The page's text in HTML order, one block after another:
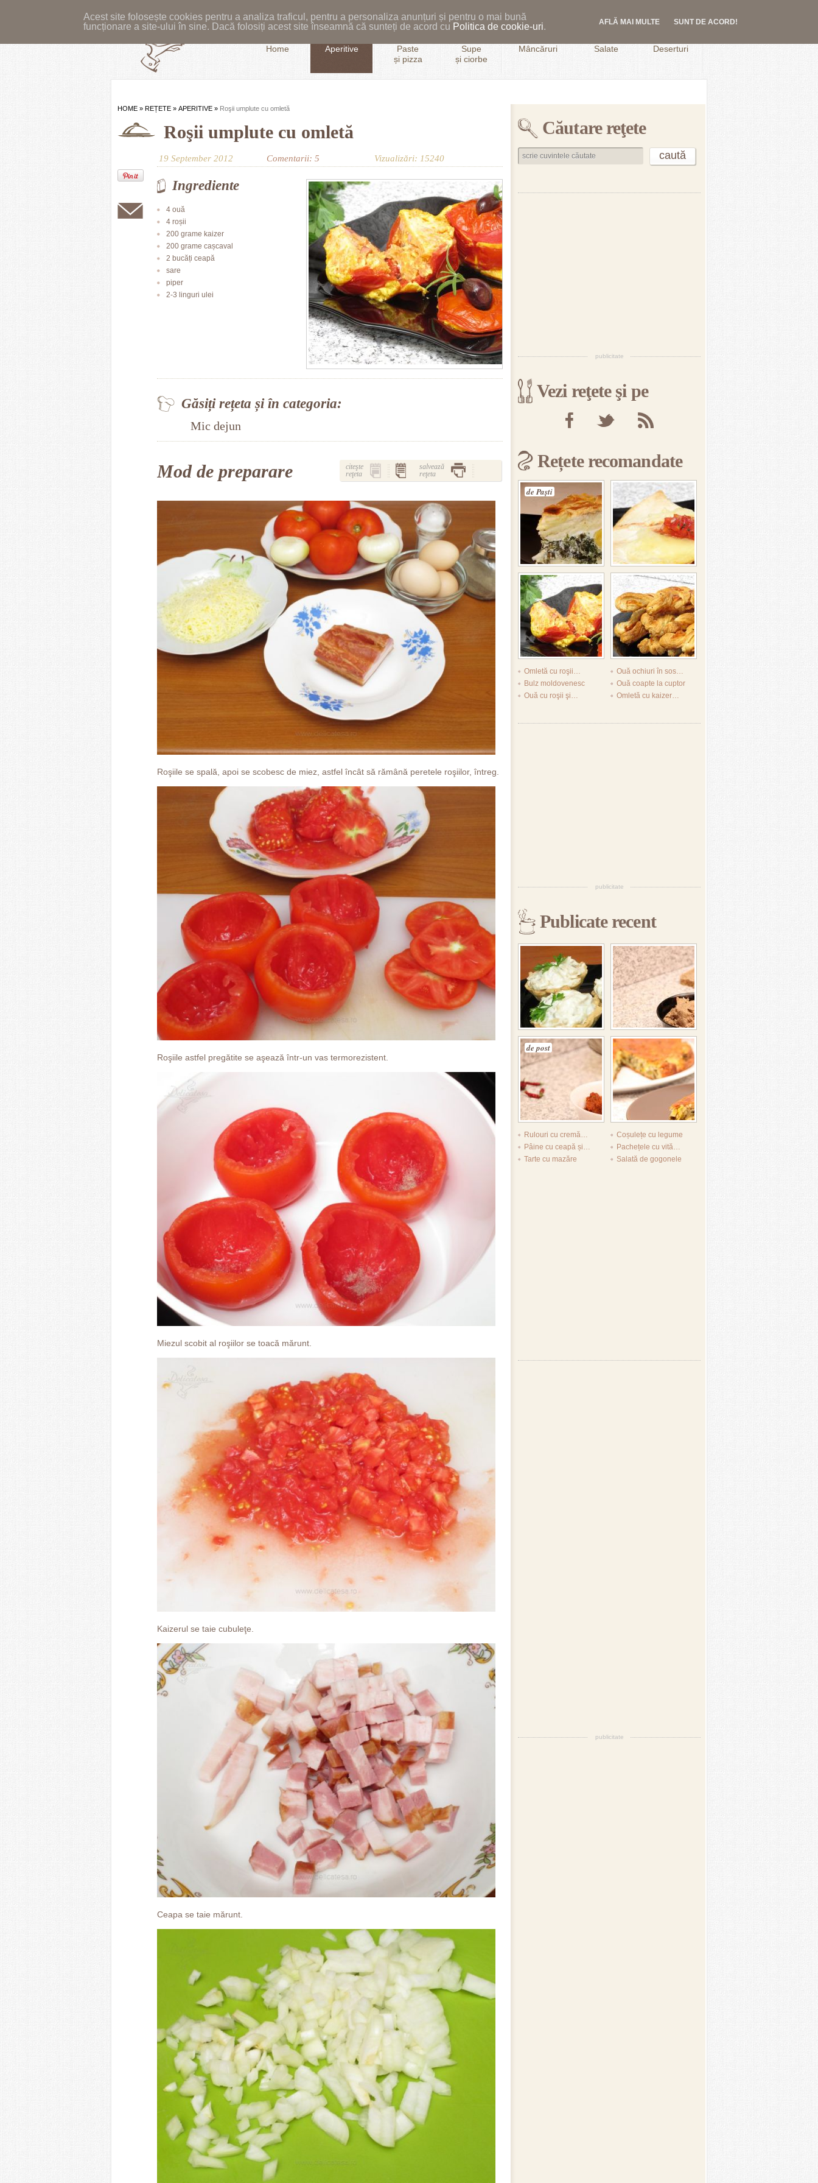
Acest site folosește cookies pentru a analiza traficul, pentru a personaliza anunțuri și pentru o mai bună
funcționare a site-ului în sine. Dacă folosiți acest site înseamnă că sunteți de acord cu Politica de cookie-uri. AFLĂ MAI MULTE SUNT DE ACORD!
Home Aperitive
Paste
și pizza
Supe
și ciorbe
Mâncăruri Salate Deserturi
HOME » REȚETE » APERITIVE » Roşii umplute cu omletă
Roşii umplute cu omletă
19 September 2012 Comentarii: 5 Vizualizări: 15240
Ingrediente
4 ouă
4 roșii
200 grame kaizer
200 grame cașcaval
2 bucăți ceapă
sare
piper
2-3 linguri ulei
Găsiți rețeta și în categoria:
Mic dejun
Mod de preparare
citeşte
reţeta
salvează
reţeta
Roşiile se spală, apoi se scobesc de miez, astfel încât să rămână peretele roşiilor, întreg.
Roşiile astfel pregătite se aşează într-un vas termorezistent.
Miezul scobit al roşiilor se toacă mărunt.
Kaizerul se taie cubuleţe.
Ceapa se taie mărunt.
Căutare reţete
publicitate
Vezi reţete şi pe
Rețete recomandate
de Paşti
Omletă cu roşii…
Ouă ochiuri în sos…
Bulz moldovenesc
Ouă coapte la cuptor
Ouă cu roşii şi…
Omletă cu kaizer…
publicitate
Publicate recent
de post
Rulouri cu cremă…
Coșulețe cu legume
Pâine cu ceapă și…
Pachețele cu vită…
Tarte cu mazăre
Salată de gogonele
publicitate